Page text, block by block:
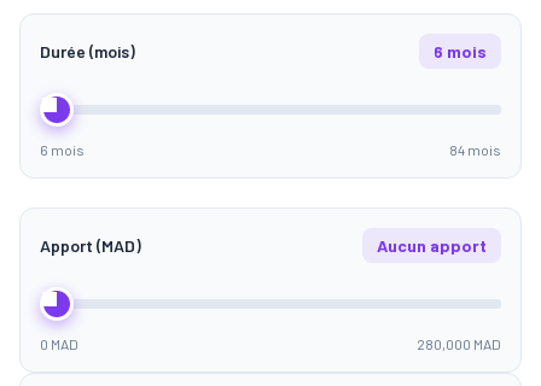
Durée (mois) 6 mois
6 mois 84 mois
Apport (MAD) Aucun apport
0 MAD 280,000 MAD